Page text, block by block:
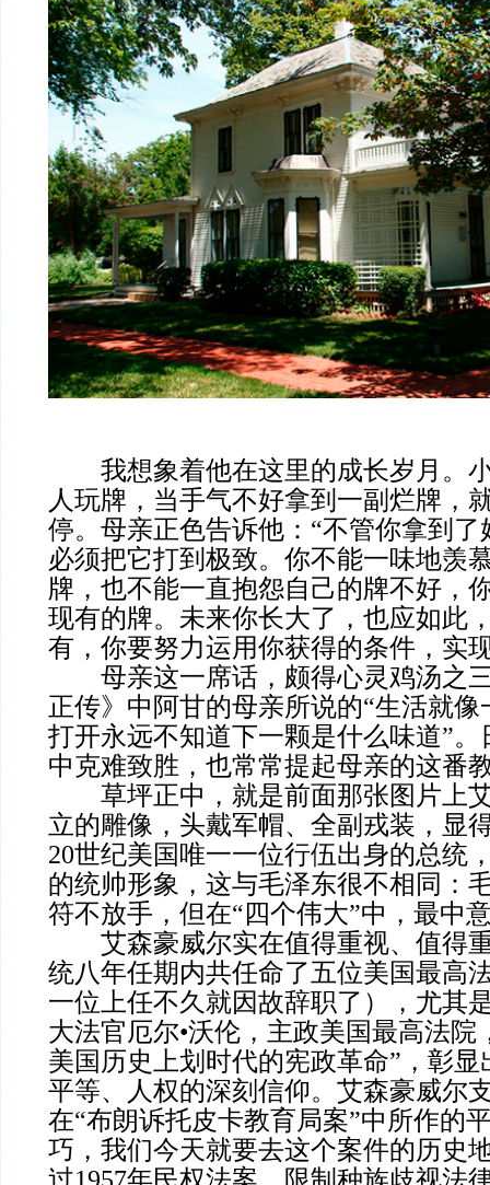
我想象着他在这里的成长岁月。
人玩牌，当手气不好拿到一副烂牌，
停。母亲正色告诉他：“不管你拿到
必须把它打到极致。你不能一味地羡
牌，也不能一直抱怨自己的牌不好，
现有的牌。未来你长大了，也应如此
有，你要努力运用你获得的条件，实
母亲这一席话，颇得心灵鸡汤之
正传》中阿甘的母亲所说的“生活就
打开永远不知道下一颗是什么味道”
中克难致胜，也常常提起母亲的这番
草坪正中，就是前面那张图片上
立的雕像，头戴军帽、全副戎装，显
20世纪美国唯一一位行伍出身的总统
的统帅形象，这与毛泽东很不相同：
符不放手，但在“四个伟大”中，最中
艾森豪威尔实在值得重视、值得
统八年任期内共任命了五位美国最高
一位上任不久就因故辞职了），尤其
大法官厄尔•沃伦，主政美国最高法院
美国历史上划时代的宪政革命”，彰
平等、人权的深刻信仰。艾森豪威尔
在“布朗诉托皮卡教育局案”中所作
巧，我们今天就要去这个案件的历